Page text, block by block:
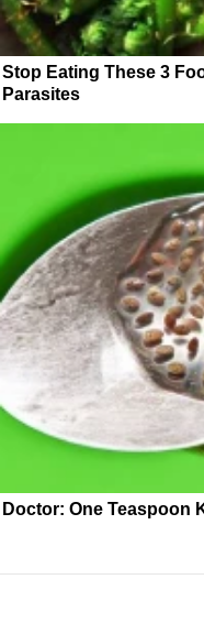
Stop Eating These 3
Parasites
Doctor: One Teaspoon